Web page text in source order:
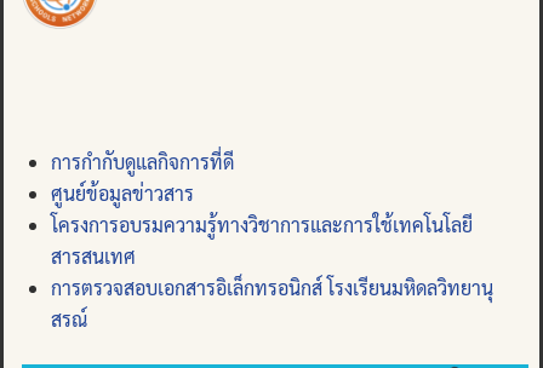
การกำกับดูแลกิจการที่ดี
ศูนย์ข้อมูลข่าวสาร
โครงการอบรมความรู้ทางวิชาการและการใช้เทคโนโลยี
สารสนเทศ
การตรวจสอบเอกสารอิเล็กทรอนิกส์ โรงเรียนมหิดลวิทยานุ
สรณ์